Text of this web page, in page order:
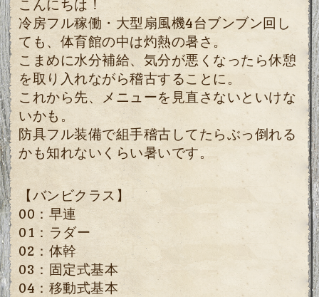
こんにちは！
冷房フル稼働・大型扇風機4台ブンブン回し
ても、体育館の中は灼熱の暑さ。
こまめに水分補給、気分が悪くなったら休憩
を取り入れながら稽古することに。
これから先、メニューを見直さないといけな
いかも。
防具フル装備で組手稽古してたらぶっ倒れる
かも知れないくらい暑いです。
【バンビクラス】
00：早連
01：ラダー
02：体幹
03：固定式基本
04：移動式基本